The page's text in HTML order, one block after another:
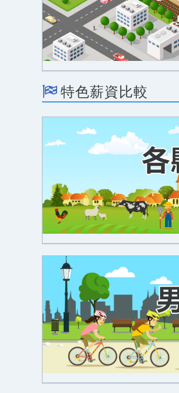
特色薪資比較